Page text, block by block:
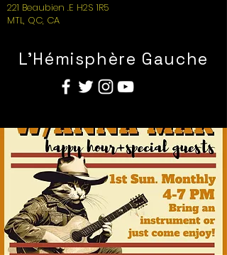
221 Beaubien .E H2S 1R5
MTL, QC, CA
L'Hémisphère Gauche